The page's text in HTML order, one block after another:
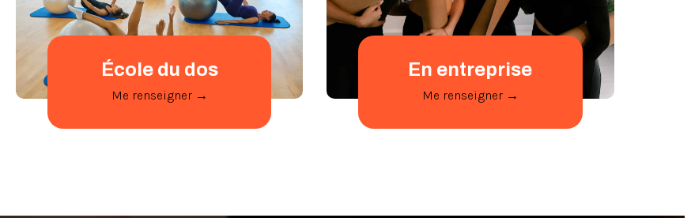
École du dos
Me renseigner →
En entreprise
Me renseigner →